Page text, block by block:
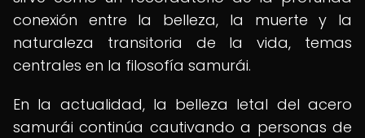
conexión entre la belleza, la muerte y la
naturaleza transitoria de la vida, temas
centrales en la filosofía samurái.
En la actualidad, la belleza letal del acero
samurái continúa cautivando a personas de